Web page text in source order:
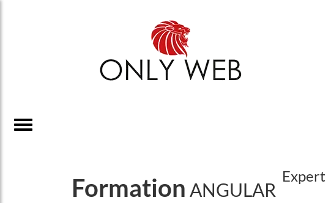
Formation ANGULAR
Expert